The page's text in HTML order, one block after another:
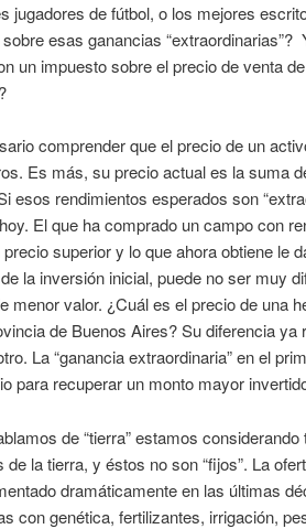
jugadores de fútbol, o los mejores
esas ganancias “extraordinarias”?
un impuesto sobre el precio de venta
comprender que el precio de un
Es más, su precio actual es la suma
esos rendimientos esperados son
El que ha comprado un campo con
superior y lo que ahora obtiene le
la inversión inicial, puede no ser muy
menor valor. ¿Cuál es el precio de una
de Buenos Aires? Su diferencia ya
La “ganancia extraordinaria” en el
para recuperar un monto mayor
de “tierra” estamos
de la tierra, y éstos no son “fijos”. La
dramáticamente en las últimas
con genética, fertilizantes, irrigación,